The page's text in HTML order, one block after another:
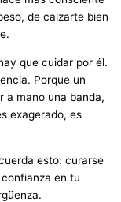
de calzarte bien
que cuidar por él.
Porque un
a mano una banda,
exagerado, es
esto: curarse
en tu